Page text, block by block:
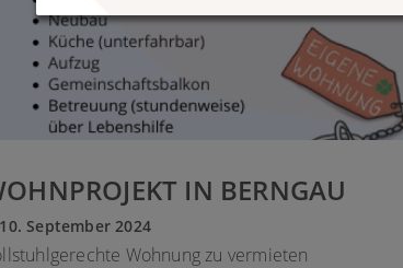
IN BERNGAU
10. September 2024
Wohnung zu vermieten